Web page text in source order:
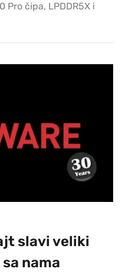
Pro čipa, LPDDR5X i
slavi veliki
nama